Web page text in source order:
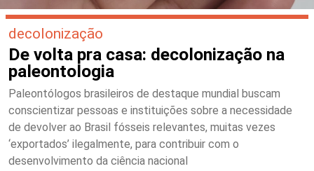
decolonização
De volta pra casa: decolonização na
paleontologia
Paleontólogos brasileiros de destaque mundial buscam
conscientizar pessoas e instituições sobre a necessidade
de devolver ao Brasil fósseis relevantes, muitas vezes
‘exportados’ ilegalmente, para contribuir com o
desenvolvimento da ciência nacional